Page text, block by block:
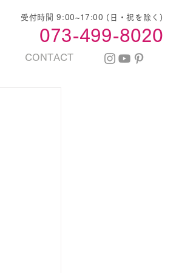
CONTACT
​073-499-8020
受付時間 9:00~17:00 (日・祝を除く)